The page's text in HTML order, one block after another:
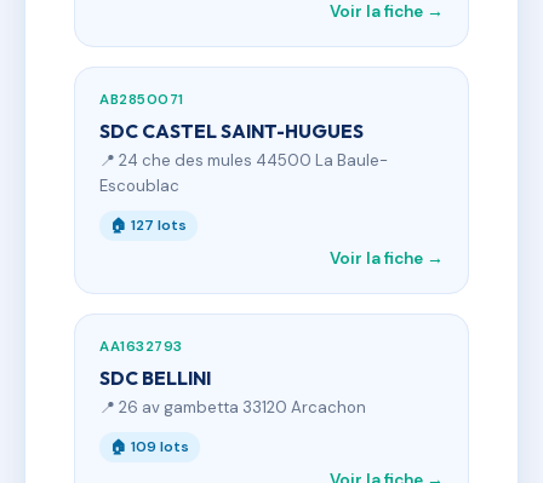
Voir la fiche →
AB2850071
SDC CASTEL SAINT-HUGUES
📍 24 che des mules 44500 La Baule-
Escoublac
🏠 127 lots
Voir la fiche →
AA1632793
SDC BELLINI
📍 26 av gambetta 33120 Arcachon
🏠 109 lots